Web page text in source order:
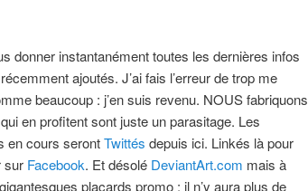
donner instantanément toutes les dernières infos
ajoutés. J’ai fais l’erreur de trop me
beaucoup : j’en suis revenu. NOUS fabriquons
en profitent sont juste un parasitage. Les
en cours serontTwittés depuis ici. Linkés là pour
sur Facebook. Et désolé DeviantArt.com mais à
placards promo : il n’y aura plus de